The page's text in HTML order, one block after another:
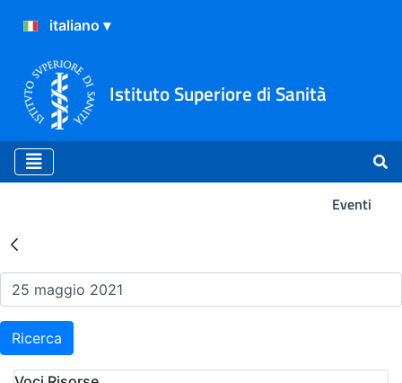
Istituto Superiore di Sanità
Eventi
Risultati della Ricerca -
Ricerca